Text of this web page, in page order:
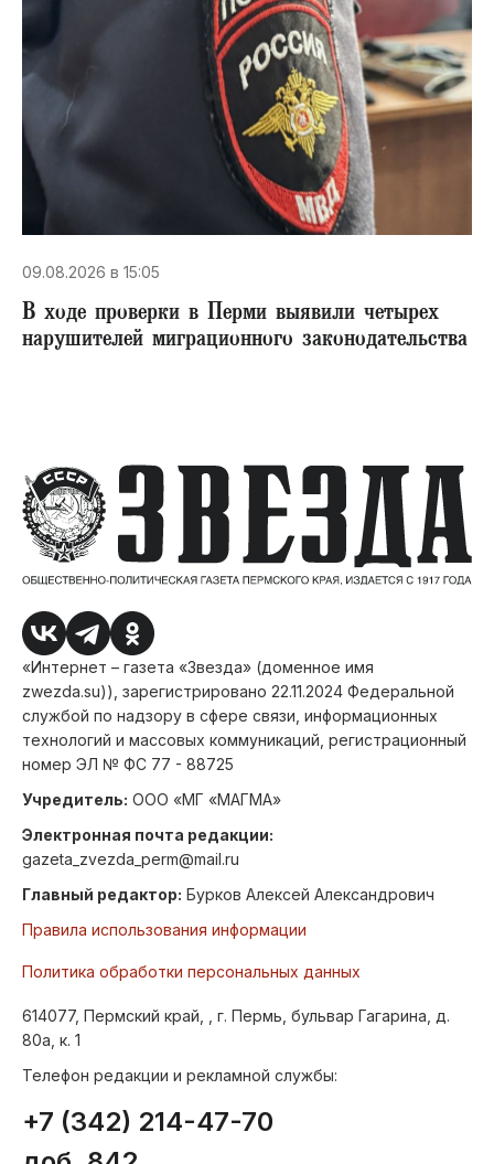
09.08.2026 в 15:05
В ходе проверки в Перми выявили четырех
нарушителей миграционного законодательства
«Интернет – газета «Звезда» (доменное имя
zwezda.su)), зарегистрировано 22.11.2024 Федеральной
службой по надзору в сфере связи, информационных
технологий и массовых коммуникаций, регистрационный
номер ЭЛ № ФС 77 - 88725
Учредитель: ООО «МГ «МАГМА»
Электронная почта редакции:
gazeta_zvezda_perm@mail.ru
Главный редактор: Бурков Алексей Александрович
Правила использования информации
Политика обработки персональных данных
614077, Пермский край, , г. Пермь, бульвар Гагарина, д.
80а, к. 1
Телефон редакции и рекламной службы:
+7 (342) 214-47-70